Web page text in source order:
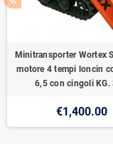
Minitransporter Wortex
motore 4 tempi loncin
6,5 con cingoli KG.
€1,400.00